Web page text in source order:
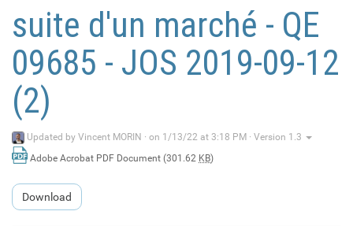
suite d'un marché - QE
09685 - JOS 2019-09-12
(2)
Updated by Vincent MORIN · on 1/13/22 at 3:18 PM · Version 1.3
Adobe Acrobat PDF Document (301.62 KB)
Download